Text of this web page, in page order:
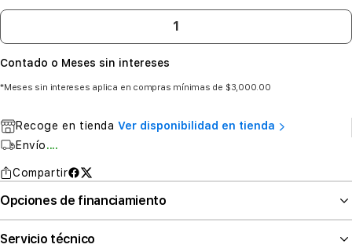
Contado o Meses sin intereses
*Meses sin intereses aplica en compras mínimas de $3,000.00
Recoge en tienda Ver disponibilidad en tienda
Envío....
Compartir
Opciones de financiamiento
Servicio técnico